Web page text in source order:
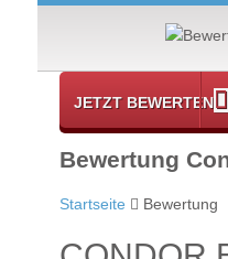
JETZT BEWERTEN
Bewertung
Startseite Bewertung